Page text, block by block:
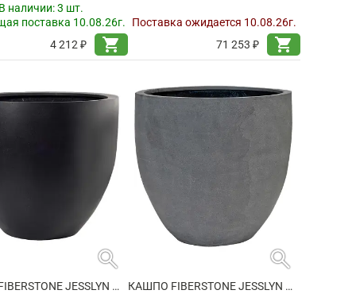
наличии:3 шт.
поставка 10.08.26г.
4 212 ₽
shopping_cart
Поставка ожидается 10.08.26г.
71 253 ₽
shopping_cart
search
КАШПО FIBERSTONE JESSLYN M BLACK
search
КАШПО FIBERSTONE JESSLYN M GREY